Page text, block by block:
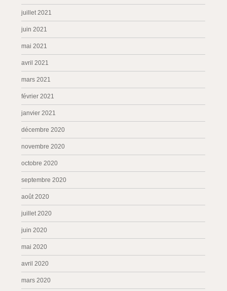
juillet 2021
juin 2021
mai 2021
avril 2021
mars 2021
février 2021
janvier 2021
décembre 2020
novembre 2020
octobre 2020
septembre 2020
août 2020
juillet 2020
juin 2020
mai 2020
avril 2020
mars 2020